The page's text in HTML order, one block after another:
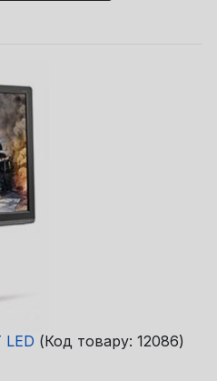
GmbH
Support
LED (Код товару: 12086)